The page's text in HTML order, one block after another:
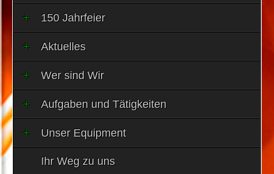
150 Jahrfeier
Aktuelles
Wer sind Wir
Aufgaben und Tätigkeiten
Unser Equipment
Ihr Weg zu uns